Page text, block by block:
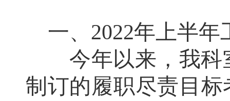
一、 2022年上半年
今年以来，我
制订的履职尽责目